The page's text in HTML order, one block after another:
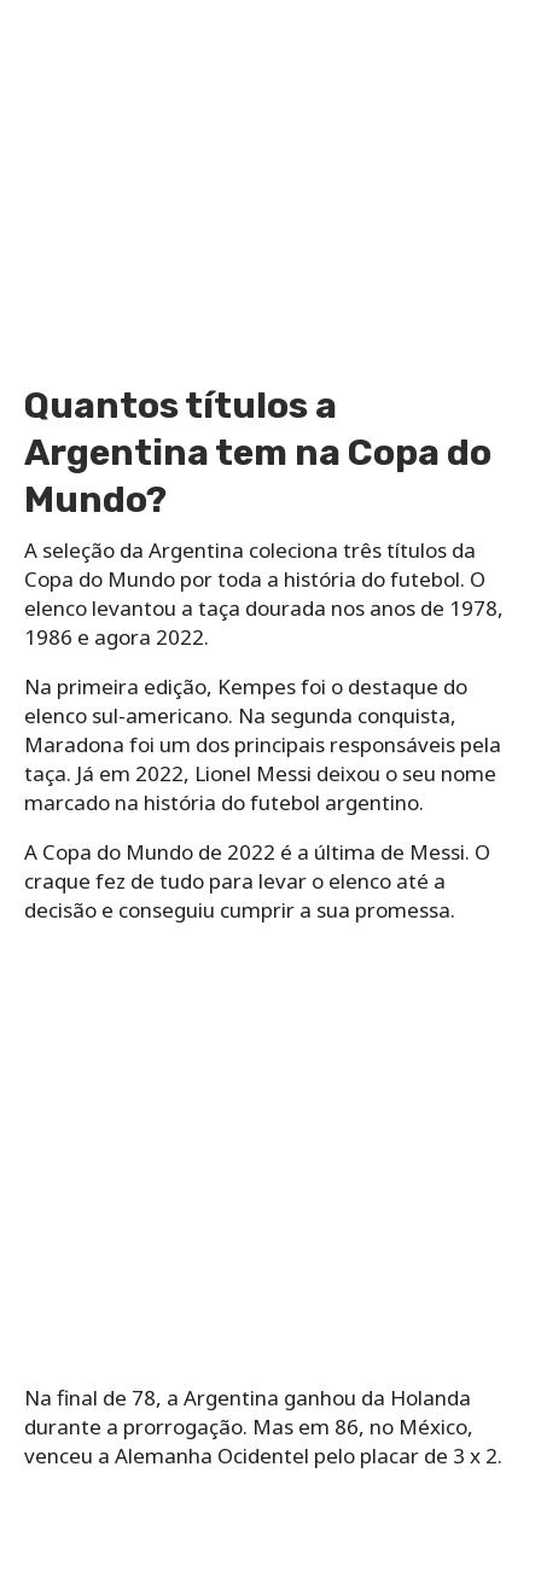
Quantos títulos a
Argentina tem na Copa do
Mundo?
A seleção da Argentina coleciona três títulos da
Copa do Mundo por toda a história do futebol. O
elenco levantou a taça dourada nos anos de 1978,
1986 e agora 2022.
Na primeira edição, Kempes foi o destaque do
elenco sul-americano. Na segunda conquista,
Maradona foi um dos principais responsáveis pela
taça. Já em 2022, Lionel Messi deixou o seu nome
marcado na história do futebol argentino.
A Copa do Mundo de 2022 é a última de Messi. O
craque fez de tudo para levar o elenco até a
decisão e conseguiu cumprir a sua promessa.
Na final de 78, a Argentina ganhou da Holanda
durante a prorrogação. Mas em 86, no México,
venceu a Alemanha Ocidentel pelo placar de 3 x 2.